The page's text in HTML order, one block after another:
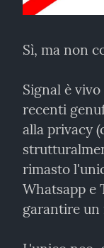
Sì, ma non
Signal è
recenti
alla privacy
rimasto
Whatsapp e
garantire un